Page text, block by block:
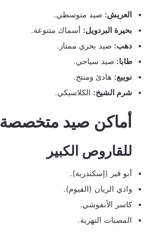
العريش: صيد متوسطي.
بحيرة البردويل: أسماك متنوعة.
دهب: صيد بحري ممتاز.
طابا: صيد سياحي.
نويبع: هادئ ومنتج.
شرم الشيخ: الكلاسيكي.
أماكن صيد متخصصة
للقاروص الكبير
أبو قير (إسكندرية).
وادي الريان (الفيوم).
كاسر الأنفوشي.
المصبات النهرية.